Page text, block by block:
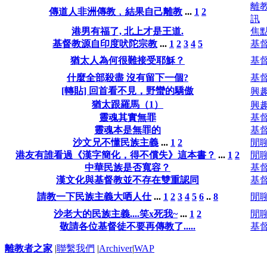
傳道人非洲傳教﹐結果自己離教 ... 1 2
離
訊
港男有福了, 北上才是王道.
焦
基督教源自印度吠陀宗教 ... 1 2 3 4 5
基
猶太人為何很難接受耶穌？
基
什麼全部殺盡 沒有留下一個?
基
[轉貼] 回首看不見，野蠻的驕傲
興
猶太跟羅馬（1）
興
靈魂其實無罪
基
靈魂本是無罪的
基
沙文兄不懂民族主義 ... 1 2
閒
港友有誰看過《漢字簡化，得不償失》這本書？ ... 1 2
閒
中華民族是否寬容？
基
漢文化與基督教並不存在雙重認同
基
請教一下民族主義大哂人仕 ... 1 2 3 4 5 6 .. 8
閒
沙老大的民族主義....笑x死我~ ... 1 2
閒
敬請各位基督徒不要再傳教了.....
基
離教者之家 |聯繫我們 |Archiver|WAP